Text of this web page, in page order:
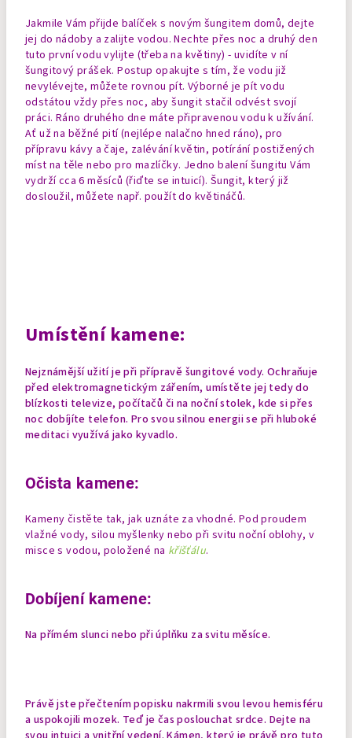
Jakmile Vám přijde balíček s novým šungitem domů, dejte
jej do nádoby a zalijte vodou. Nechte přes noc a druhý den
tuto první vodu vylijte (třeba na květiny) - uvidíte v ní
šungitový prášek. Postup opakujte s tím, že vodu již
nevylévejte, můžete rovnou pít. Výborné je pít vodu
odstátou vždy přes noc, aby šungit stačil odvést svojí
práci. Ráno druhého dne máte připravenou vodu k užívání.
Ať už na běžné pití (nejlépe nalačno hned ráno), pro
přípravu kávy a čaje, zalévání květin, potírání postižených
míst na těle nebo pro mazlíčky. Jedno balení šungitu Vám
vydrží cca 6 měsíců (řiďte se intuicí). Šungit, který již
dosloužil, můžete např. použít do květináčů.
Umístění kamene:
Nejznámější užití je při přípravě šungitové vody. Ochraňuje
před elektromagnetickým zářením, umístěte jej tedy do
blízkosti televize, počítačů či na noční stolek, kde si přes
noc dobíjíte telefon. Pro svou silnou energii se při hluboké
meditaci využívá jako kyvadlo.
Očista kamene:
Kameny čistěte tak, jak uznáte za vhodné. Pod proudem
vlažné vody, silou myšlenky nebo při svitu noční oblohy, v
misce s vodou, položené na křišťálu.
Dobíjení kamene:
Na přímém slunci nebo při úplňku za svitu měsíce.
Právě jste přečtením popisku nakrmili svou levou hemisféru
a uspokojili mozek. Teď je čas poslouchat srdce. Dejte na